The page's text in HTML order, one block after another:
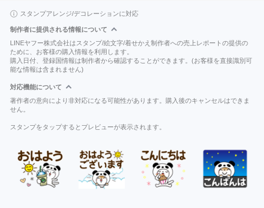
スタンプアレンジ/デコレーションに対応
制作者に提供される情報について
LINEヤフー株式会社はスタンプ/絵文字/着せかえ制作者への売上レポートの提供の
ために、お客様の購入情報を利用します。
購入日付、登録国情報は制作者から確認することができます。(お客様を直接識別可
能な情報は含まれません)
対応機能について
著作者の意向により非対応になる可能性があります。購入後のキャンセルはできま
せん。
スタンプをタップするとプレビューが表示されます。